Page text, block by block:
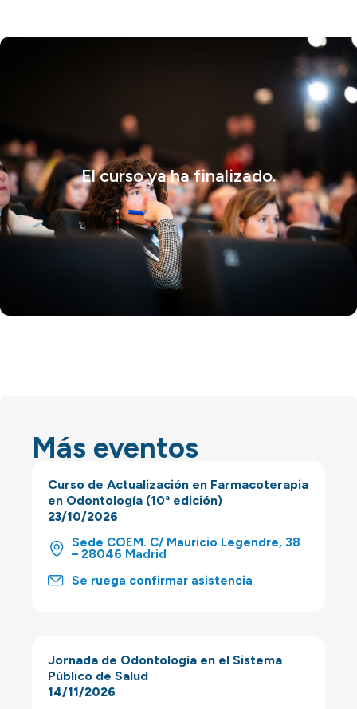
El curso ya ha finalizado.
Más eventos
Curso de Actualización en Farmacoterapia
en Odontología (10ª edición)
23/10/2026
Sede COEM. C/ Mauricio Legendre, 38
– 28046 Madrid
Se ruega confirmar asistencia
Jornada de Odontología en el Sistema
Público de Salud
14/11/2026